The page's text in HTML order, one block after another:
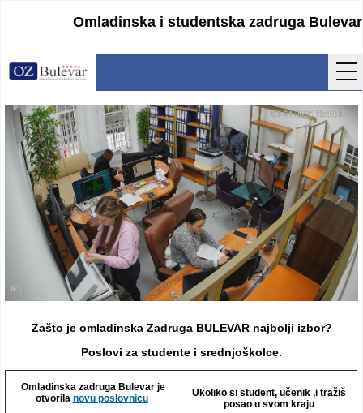
Omladinska i studentska zadruga Bulevar
Početna
Usluge
Uputstva
Cenovnik
Kontakt
Lokacija
Zašto je omladinska Zadruga BULEVAR najbolji izbor?
Poslovi za studente i srednjoškolce.
Omladinska zadruga Bulevar je
otvorila novu poslovnicu
Ukoliko si student, učenik ,i tražiš
posao u svom kraju